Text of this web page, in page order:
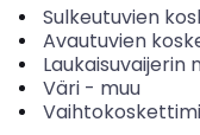
Sulkeutuvien
Avautuvien
Laukaisuvaijerin
Väri- muu